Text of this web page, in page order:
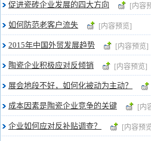
促进瓷砖企业发展的四大方向 [内容
如何防范老客户流失 [内容预览]
2015年中国外贸发展趋势 [内容预览]
陶瓷企业积极应对反倾销 [内容预览]
展会地段不好，如何化被动为主动？
成本因素是陶瓷企业竞争的关键 [内
企业如何应对反补贴调查？ [内容预